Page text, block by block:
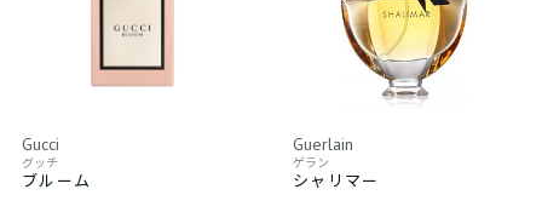
Gucci
グッチ
ブルーム
Guerlain
ゲラン
シャリマー